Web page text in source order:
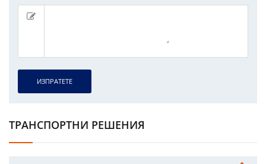
ИЗПРАТЕТЕ
ТРАНСПОРТНИ РЕШЕНИЯ